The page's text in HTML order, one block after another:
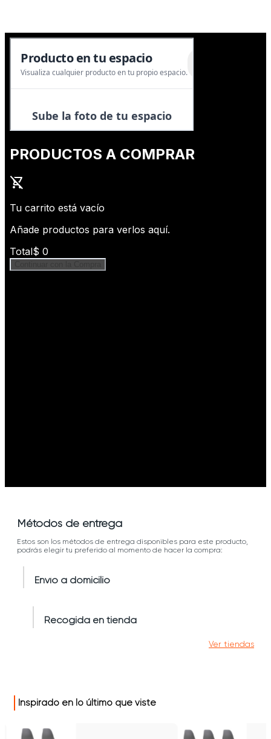
Métodos de entrega
Estos son los métodos de entrega disponibles para este producto,
podrás elegir tu preferido al momento de hacer la compra:
Envío a domicilio
Recogida en tienda
Ver tiendas
Inspirado en lo último que viste